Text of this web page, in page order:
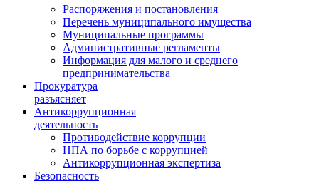
Распоряжения и постановления
Перечень муниципального имущества
Муниципальные программы
Административные регламенты
Информация для малого и среднего
предпринимательства
Прокуратура
разъясняет
Антикоррупционная
деятельность
Противодействие коррупции
НПА по борьбе с коррупцией
Антикоррупционная экспертиза
Безопасность